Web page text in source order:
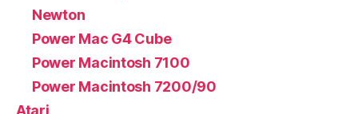
Newton
Power Mac G4 Cube
Power Macintosh 7100
Power Macintosh 7200/90
Atari